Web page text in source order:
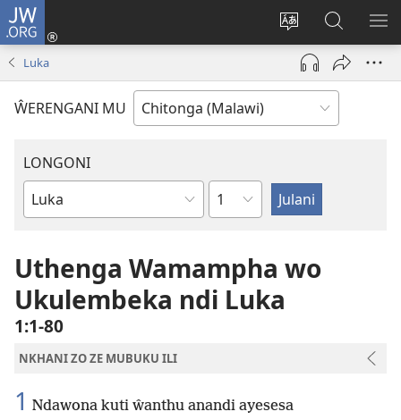
JW.ORG
Sinthani
chineneru
Sereni
(Lajula
Linyaki)
Fufuzani
Vinthu
pa
JW.ORG
Luka
ŴERENGANI MU
LONGONI
Buku
M'Bayibolu
Chaputala
Uthenga Wamampha wo
Ukulembeka ndi Luka
1:1-80
NKHANI ZO ZE MUBUKU ILI
1 Ndawona kuti ŵanthu anandi ayesesa